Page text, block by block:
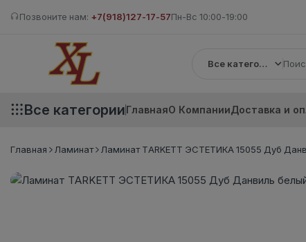
Позвоните нам: +7(918)127-17-57Пн-Вс 10:00-19:00
Все категории
Все категорииГлавнаяО КомпанииДоставка и
Главная Ламинат Ламинат TARKETT ЭСТЕТИКА 15055 Дуб